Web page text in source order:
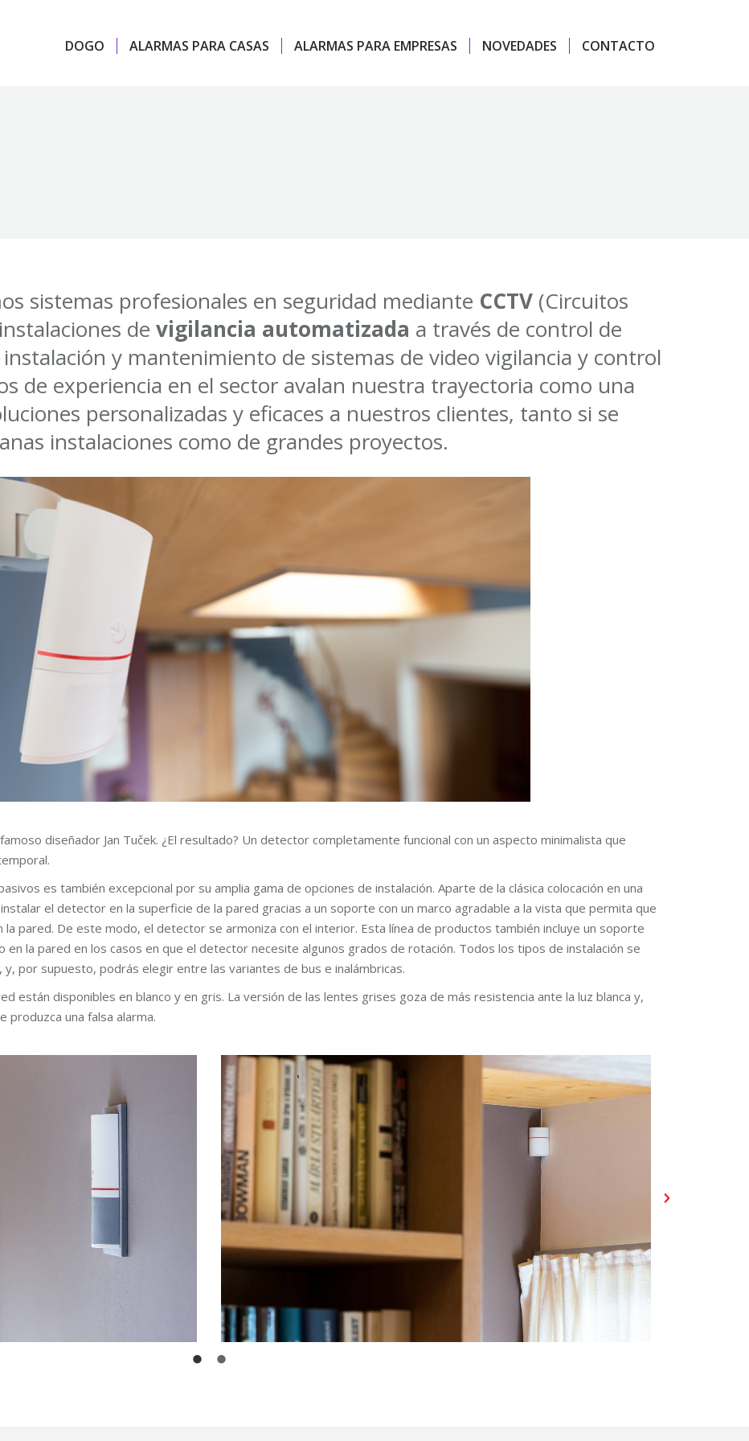
DOGO ALARMAS PARA CASAS ALARMAS PARA EMPRESAS NOVEDADES CONTACTO
sistemas profesionales en seguridad mediante CCTV (Circuitos
de vigilancia automatizada a través de control de
y mantenimiento de sistemas de video vigilancia y control
de experiencia en el sector avalan nuestra trayectoria como una
personalizadas y eficaces a nuestros clientes, tanto si se
instalaciones como de grandes proyectos.
diseñador Jan Tuček. ¿El resultado? Un detector completamente funcional con un aspecto minimalista que
es también excepcional por su amplia gama de opciones de instalación. Aparte de la clásica colocación en una
el detector en la superficie de la pared gracias a un soporte con un marco agradable a la vista que permita que
pared. De este modo, el detector se armoniza con el interior. Esta línea de productos también incluye un soporte
en la pared en los casos en que el detector necesite algunos grados de rotación. Todos los tipos de instalación se
por supuesto, podrás elegir entre las variantes de bus e inalámbricas.
están disponibles en blanco y en gris. La versión de las lentes grises goza de más resistencia ante la luz blanca y,
produzca una falsa alarma.